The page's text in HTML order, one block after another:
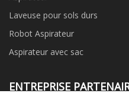
Laveuse pour sols durs
Robot Aspirateur
Aspirateur avec sac
ENTREPRISE